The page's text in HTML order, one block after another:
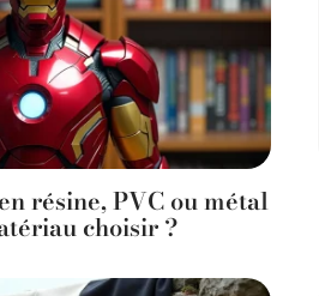
résine, PVC ou métal
choisir ?